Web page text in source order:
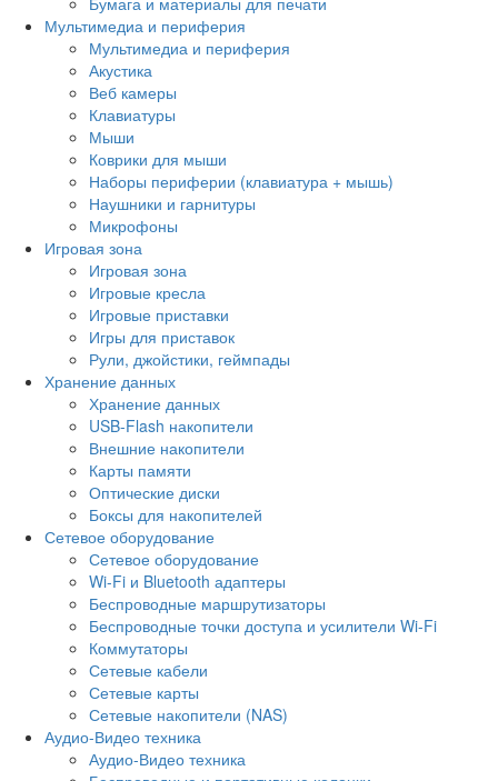
Мультимедиа и периферия
Мультимедиа и периферия
Акустика
Веб камеры
Клавиатуры
Мыши
Коврики для мыши
Наборы периферии (клавиатура + мышь)
Наушники и гарнитуры
Микрофоны
Игровая зона
Игровая зона
Игровые кресла
Игровые приставки
Игры для приставок
Рули, джойстики, геймпады
Хранение данных
Хранение данных
USB-Flash накопители
Внешние накопители
Карты памяти
Оптические диски
Боксы для накопителей
Сетевое оборудование
Сетевое оборудование
Wi-Fi и Bluetooth адаптеры
Беспроводные маршрутизаторы
Беспроводные точки доступа и усилители Wi-Fi
Коммутаторы
Сетевые кабели
Сетевые карты
Сетевые накопители (NAS)
Аудио-Видео техника
Аудио-Видео техника